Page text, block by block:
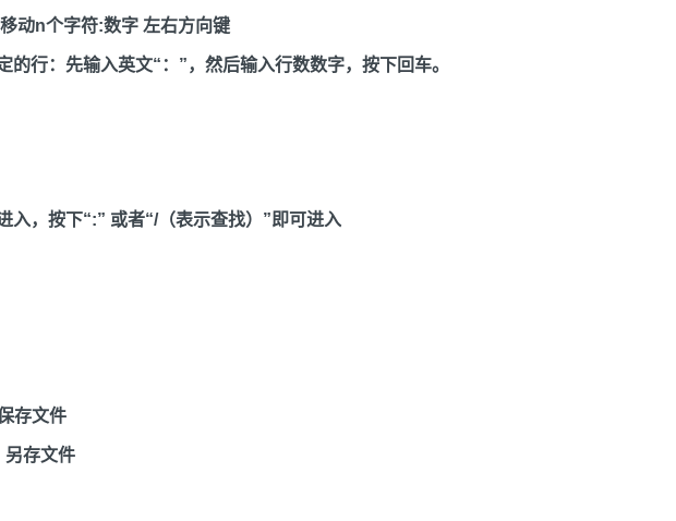
动n个字符:数字 左右方向键
的行：先输入英文“：”，然后输入行数数字，按下回车。
入，按下“:” 或者“/（表示查找）”即可进入
文件
存文件